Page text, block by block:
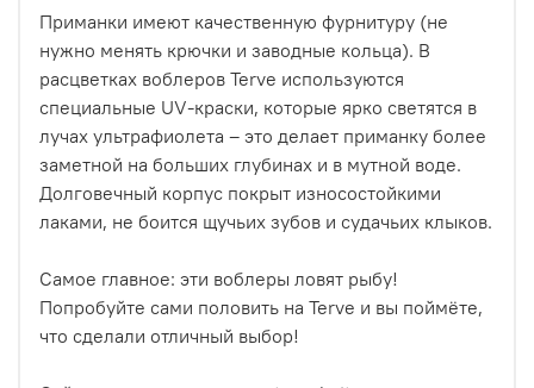
Приманки имеют качественную фурнитуру (не
нужно менять крючки и заводные кольца). В
расцветках воблеров Terve используются
специальные UV-краски, которые ярко светятся в
лучах ультрафиолета – это делает приманку более
заметной на больших глубинах и в мутной воде.
Долговечный корпус покрыт износостойкими
лаками, не боится щучьих зубов и судачьих клыков.
Самое главное: эти воблеры ловят рыбу!
Попробуйте сами половить на Terve и вы поймёте,
что сделали отличный выбор!